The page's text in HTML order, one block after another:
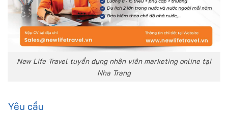
New Life Travel tuyển dụng nhân viên marketing online tại
Nha Trang
Yêu cầu